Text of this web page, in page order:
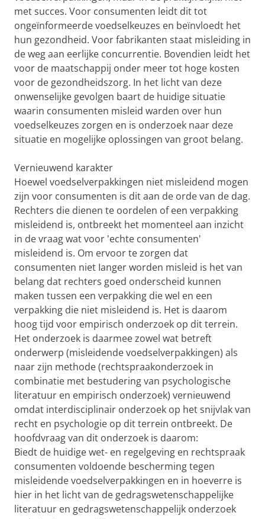
met succes. Voor consumenten leidt dit tot
ongeïnformeerde voedselkeuzes en beïnvloedt het
hun gezondheid. Voor fabrikanten staat misleiding in
de weg aan eerlijke concurrentie. Bovendien leidt het
voor de maatschappij onder meer tot hoge kosten
voor de gezondheidszorg. In het licht van deze
onwenselijke gevolgen baart de huidige situatie
waarin consumenten misleid warden over hun
voedselkeuzes zorgen en is onderzoek naar deze
situatie en mogelijke oplossingen van groot belang.
Vernieuwend karakter
Hoewel voedselverpakkingen niet misleidend mogen
zijn voor consumenten is dit aan de orde van de dag.
Rechters die dienen te oordelen of een verpakking
misleidend is, ontbreekt het momenteel aan inzicht
in de vraag wat voor 'echte consumenten'
misleidend is. Om ervoor te zorgen dat
consumenten niet Ianger worden misleid is het van
belang dat rechters goed onderscheid kunnen
maken tussen een verpakking die wel en een
verpakking die niet misleidend is. Het is daarom
hoog tijd voor empirisch onderzoek op dit terrein.
Het onderzoek is daarmee zowel wat betreft
onderwerp (misleidende voedselverpakkingen) als
naar zijn methode (rechtspraakonderzoek in
combinatie met bestudering van psychologische
literatuur en empirisch onderzoek) vernieuwend
omdat interdisciplinair onderzoek op het snijvlak van
recht en psychologie op dit terrein ontbreekt. De
hoofdvraag van dit onderzoek is daarom:
Biedt de huidige wet- en regelgeving en rechtspraak
consumenten voldoende bescherming tegen
misleidende voedselverpakkingen en in hoeverre is
hier in het licht van de gedragswetenschappelijke
literatuur en gedragswetenschappelijk onderzoek